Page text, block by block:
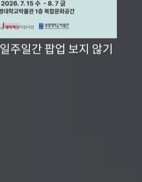
일주일간 팝업 보지 않기